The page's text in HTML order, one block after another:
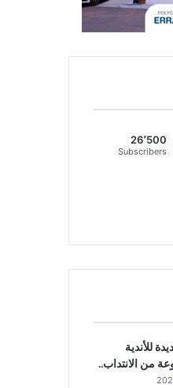
26٬500
Subscribers
للأندية
من الانتداب..